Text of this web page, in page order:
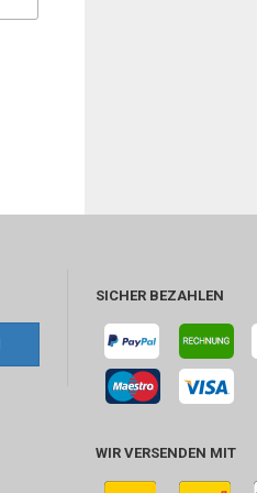
SICHER BEZAHLEN
WIR VERSENDEN MIT